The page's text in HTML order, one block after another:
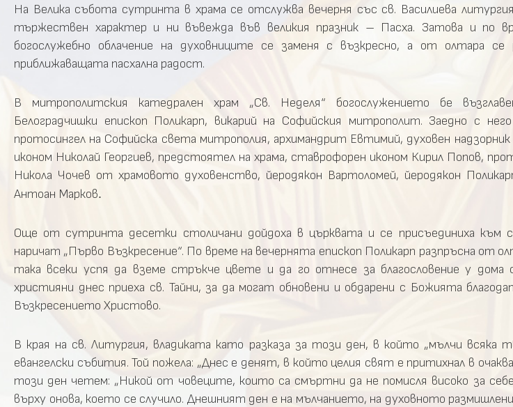
На Велика събота сутринта в храма се отслужва вечерня със св. Василиева
тържествен характер и ни въвежда във великия празник – Пасха. Затова и по
богослужебно облачение на духовниците се заменя с възкресно, а от олтара
приближаващата пасхална радост.
В митрополитския катедрален храм „Св. Неделя“ богослужението бе
Белоградчишки епископ Поликарп, викарий на Софийския митрополит. Заедно с
протосингел на Софийска света митрополия, архимандрит Евтимий, духовен
иконом Николай Георгиев, предстоятел на храма, ставрофорен иконом Кирил Попов,
Никола Чочев от храмовото духовенство, йеродякон Вартоломей, йеродякон
Антоан Марков.
Още от сутринта десетки столичани дойдоха в църквата и се присъединиха към
наричат „Първо Възкресение“. По време на вечернята епископ Поликарп разпръсна от
така всеки успя да вземе стръкче цвете и да го отнесе за благословение у
християни днес приеха св. Тайни, за да могат обновени и обдарени с Божията
Възкресението Христово.
В края на св. Литургия, владиката като разказа за този ден, в който „мълчи всяка
евангелски събития. Той пожела: „Днес е денят, в който целия свят е притихнал в
този ден четем: „Никой от човеците, които са смъртни да не помисля високо за
върху онова, което се случило. Днешният ден е на мълчанието, на духовното